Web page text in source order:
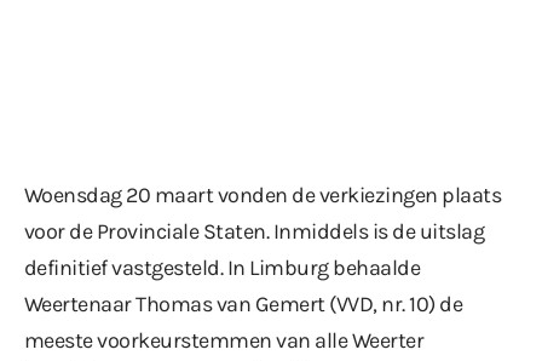
Woensdag 20 maart vonden de verkiezingen plaats
voor de Provinciale Staten. Inmiddels is de uitslag
definitief vastgesteld. In Limburg behaalde
Weertenaar Thomas van Gemert (VVD, nr. 10) de
meeste voorkeurstemmen van alle Weerter